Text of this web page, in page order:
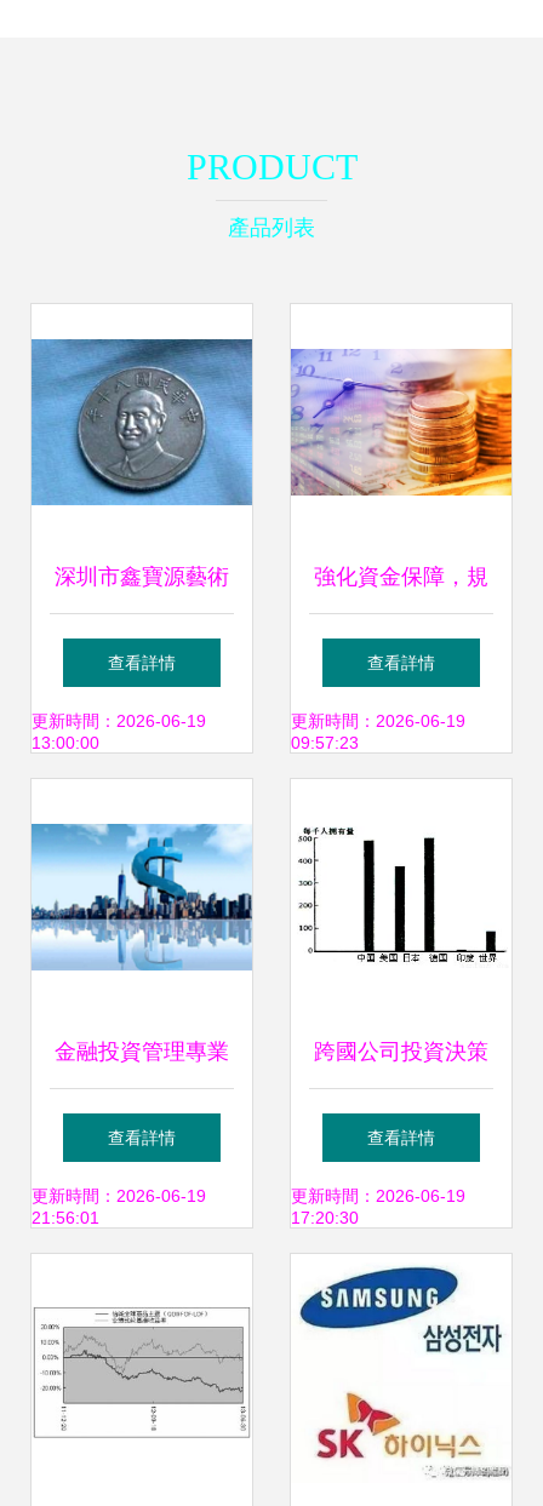
PRODUCT
產品列表
深圳市鑫寶源藝術
品投資管理公司產
品展示——專業投
查看詳情
更新時間：2026-06-19
13:00:00
強化資金保障，規
范項目管理——
《文化旅游提升工
算內投資管理辦
法》解讀
查看詳情
更新時間：2026-06-19
09:57:23
金融投資管理專業
核心課程 投資管理
的理論與實踐
查看詳情
更新時間：2026-06-19
21:56:01
跨國公司投資決策
分析 基于產品普及
率與工廠類型推斷
查看詳情
更新時間：2026-06-19
17:20:30